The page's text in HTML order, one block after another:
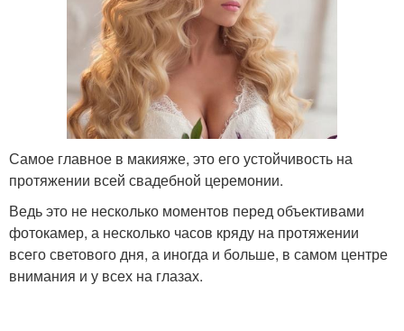
Блондинки с голубыми
глазами
Фотоинструкция по
дневному макияжу
Макияж для брюнеток Повседневный макияж
Макияж на свадьбу
Самое главное в макияже, это его устойчивость на
протяжении всей свадебной церемонии.
Ведь это не несколько моментов перед объективами
фотокамер, а несколько часов кряду на протяжении
всего светового дня, а иногда и больше, в самом центре
внимания и у всех на глазах.